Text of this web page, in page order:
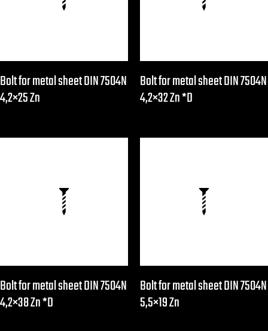
Bolt for metal sheet DIN 7504N
4,2×25 Zn
Bolt for metal sheet DIN 7504N
4,2×32 Zn *D
Bolt for metal sheet DIN 7504N
4,2×38 Zn *D
Bolt for metal sheet DIN 7504N
5,5×19 Zn